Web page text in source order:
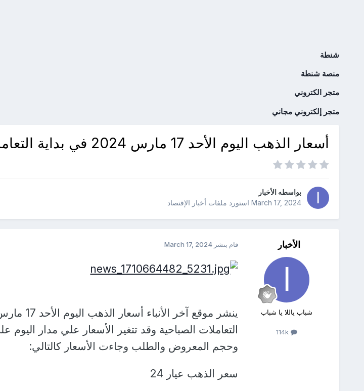
شنطة
منصة شنطة
متجر الكتروني
متجر إلكتروني مجاني
أسعار الذهب اليوم الأحد 17 مارس 2024 في بداية التعاملات الصباحية
بواسطه الأخبار
March 17, 2024استورد ملفات أخبار الإقتصاد
الأخبار
شباب ياللا يا شباب
114k
قام بنشر March 17, 2024
التعاملات الصباحية وقد تتغير الأسعار علي مدار
وحجم المعروض والطلب وجاءت الأسعار كالتالي:
سعر الذهب عيار 24